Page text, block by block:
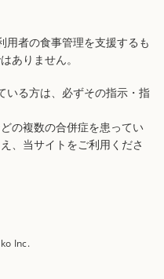
用者の食事管理を支援するも
ありません。
いる方は、必ずその指示・指
の複数の合併症を患ってい
、当サイトをご利用くださ
Inc.